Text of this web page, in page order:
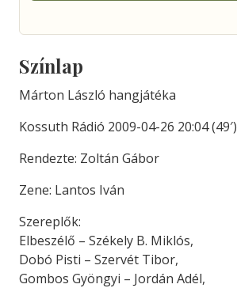
Színlap
Márton László hangjátéka
Kossuth Rádió 2009-04-26 20:04 (49′)
Rendezte: Zoltán Gábor
Zene: Lantos Iván
Szereplők:
Elbeszélő – Székely B. Miklós,
Dobó Pisti – Szervét Tibor,
Gombos Gyöngyi – Jordán Adél,